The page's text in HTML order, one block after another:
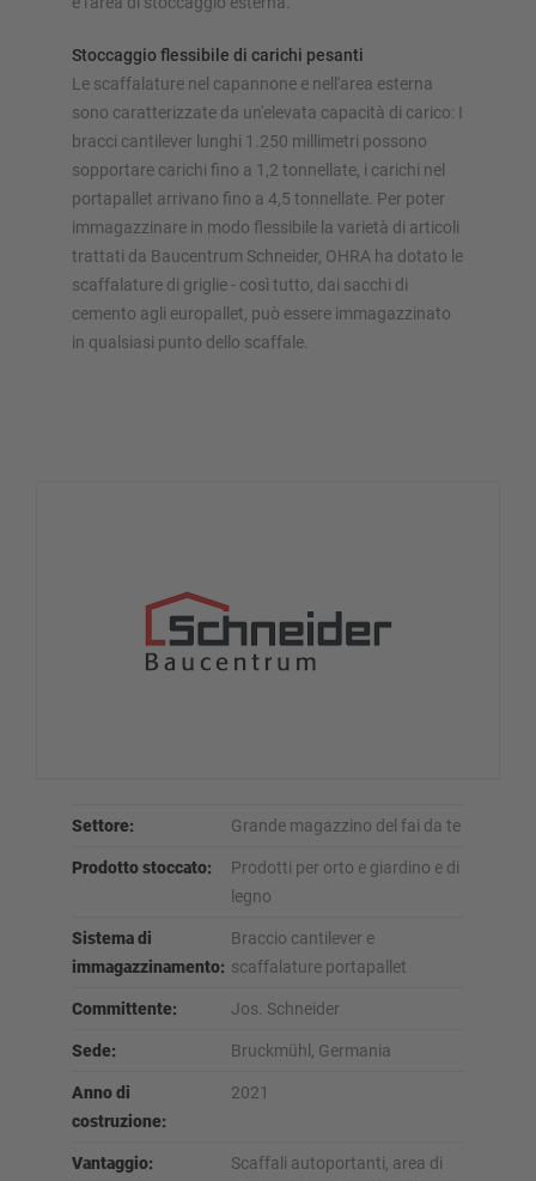
Stoccaggio flessibile di carichi pesanti
Le scaffalature nel capannone e nell'area esterna
sono caratterizzate da un'elevata capacità di carico: I
bracci cantilever lunghi 1.250 millimetri possono
sopportare carichi fino a 1,2 tonnellate, i carichi nel
portapallet arrivano fino a 4,5 tonnellate. Per poter
immagazzinare in modo flessibile la varietà di articoli
trattati da Baucentrum Schneider, OHRA ha dotato le
scaffalature di griglie - così tutto, dai sacchi di
cemento agli europallet, può essere immagazzinato
in qualsiasi punto dello scaffale.
Settore: Grande magazzino del fai da te
Prodotto stoccato:
Prodotti per orto e giardino e di
legno
Sistema di
immagazzinamento:
Braccio cantilever e
scaffalature portapallet
Committente: Jos. Schneider
Sede: Bruckmühl, Germania
Anno di
costruzione:
2021
Vantaggio:
Scaffali autoportanti, area di